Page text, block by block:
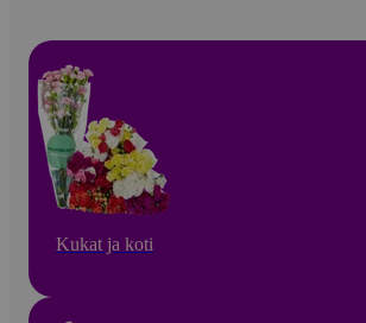
Kukat ja koti